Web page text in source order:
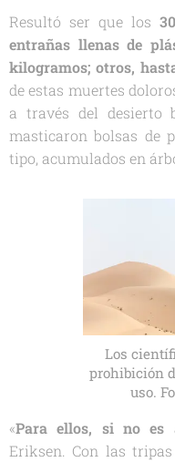
Resultó ser que los
entrañas llenas de
kilogramos; otros,
de estas muertes
a través del desierto
masticaron bolsas de
tipo, acumulados en
Los
prohibición
uso.
«Para ellos, si no es
Eriksen. Con las